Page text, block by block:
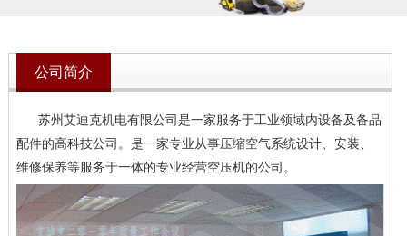
公司简介
苏州艾迪克机电有限公司是一家服务于工业领域内设备及备品
配件的高科技公司。是一家专业从事压缩空气系统设计、安装、
维修保养等服务于一体的专业经营空压机的公司。